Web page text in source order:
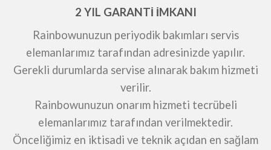
2 YIL GARANTİ İMKANI
Rainbowunuzun periyodik bakımları servis
elemanlarımız tarafından adresinizde yapılır.
Gerekli durumlarda servise alınarak bakım hizmeti
verilir.
Rainbowunuzun onarım hizmeti tecrübeli
elemanlarımız tarafından verilmektedir.
Önceliğimiz en iktisadi ve teknik açıdan en sağlam